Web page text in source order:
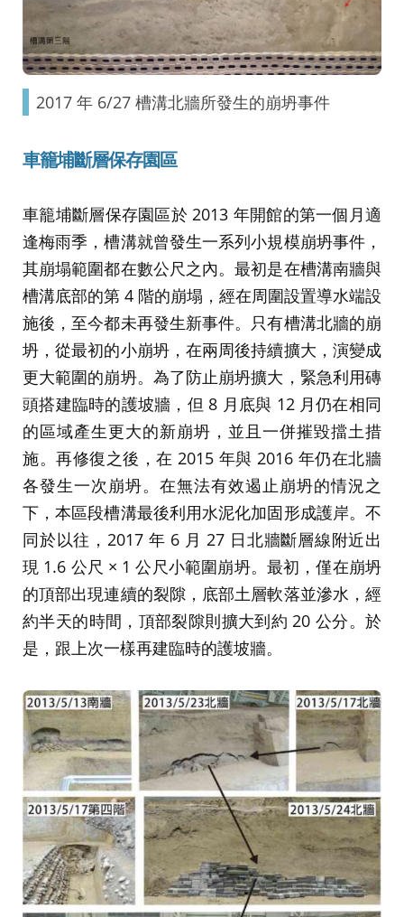
2017 年 6/27 槽溝北牆所發生的崩坍事件
車籠埔斷層保存園區
車籠埔斷層保存園區於 2013 年開館的第一個月適
逢梅雨季，槽溝就曾發生一系列小規模崩坍事件，
其崩塌範圍都在數公尺之內。最初是在槽溝南牆與
槽溝底部的第 4 階的崩塌，經在周圍設置導水端設
施後，至今都未再發生新事件。只有槽溝北牆的崩
坍，從最初的小崩坍，在兩周後持續擴大，演變成
更大範圍的崩坍。為了防止崩坍擴大，緊急利用磚
頭搭建臨時的護坡牆，但 8 月底與 12 月仍在相同
的區域產生更大的新崩坍，並且一併摧毀擋土措
施。再修復之後，在 2015 年與 2016 年仍在北牆
各發生一次崩坍。在無法有效遏止崩坍的情況之
下，本區段槽溝最後利用水泥化加固形成護岸。不
同於以往，2017 年 6 月 27 日北牆斷層線附近出
現 1.6 公尺 × 1 公尺小範圍崩坍。最初，僅在崩坍
的頂部出現連續的裂隙，底部土層軟落並滲水，經
約半天的時間，頂部裂隙則擴大到約 20 公分。於
是，跟上次一樣再建臨時的護坡牆。